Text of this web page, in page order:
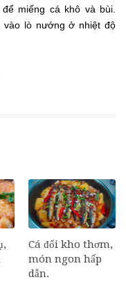
miếng cá khô và bùi.
vào lò nướng ở nhiệt độ
Cá đối kho thơm,
món ngon hấp
dẫn.